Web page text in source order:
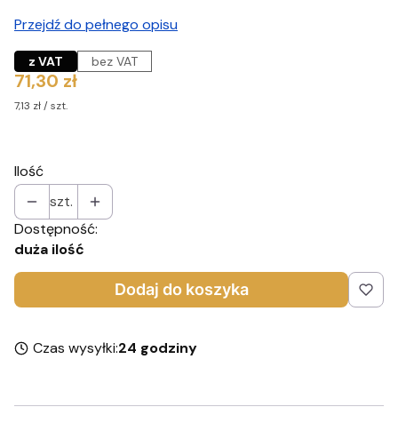
Przejdź do pełnego opisu
z VAT bez VAT
Cena
71,30 zł
7,13 zł / szt.
Ilość
szt.
Dostępność:
duża ilość
Dodaj do koszyka
Czas wysyłki:24 godziny